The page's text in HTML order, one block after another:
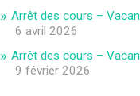
Arrêt des cours –
6 avril 2026
Arrêt des cours –
9 février 2026